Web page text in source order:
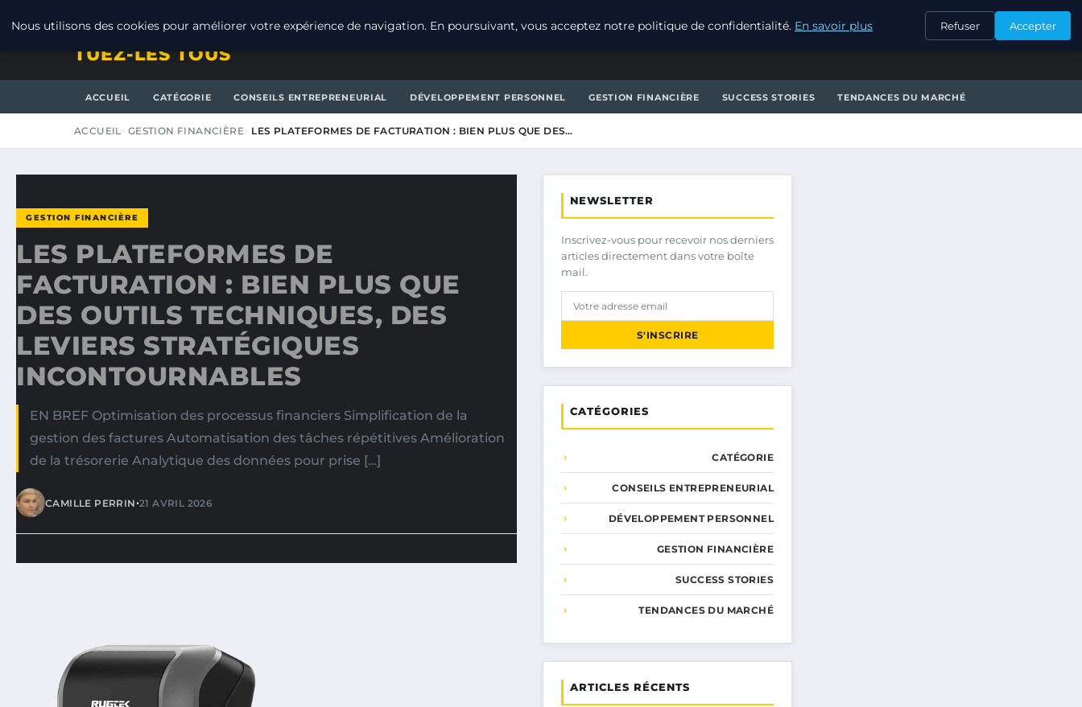
CONTACT
TUEZ-LES TOUS
ACCUEIL CATÉGORIE CONSEILS ENTREPRENEURIAL DÉVELOPPEMENT PERSONNEL GESTION FINANCIÈRE SUCCESS STORIES TENDANCES DU MARCHÉ
ACCUEIL GESTION FINANCIÈRE LES PLATEFORMES DE FACTURATION : BIEN PLUS QUE DES…
GESTION FINANCIÈRE
LES PLATEFORMES DE
FACTURATION : BIEN PLUS QUE
DES OUTILS TECHNIQUES, DES
LEVIERS STRATÉGIQUES
INCONTOURNABLES
EN BREF Optimisation des processus financiers Simplification de la
gestion des factures Automatisation des tâches répétitives Amélioration
de la trésorerie Analytique des données pour prise […]
CAMILLE PERRIN•21 AVRIL 2026
NEWSLETTER
Inscrivez-vous pour recevoir nos derniers
articles directement dans votre boîte
mail.
S'INSCRIRE
CATÉGORIES
CATÉGORIE
CONSEILS ENTREPRENEURIAL
DÉVELOPPEMENT PERSONNEL
GESTION FINANCIÈRE
SUCCESS STORIES
TENDANCES DU MARCHÉ
ARTICLES RÉCENTS
Nous utilisons des cookies pour améliorer votre expérience de navigation. En poursuivant, vous acceptez notre politique de confidentialité. En savoir plus Refuser Accepter